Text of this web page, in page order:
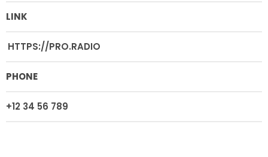
LINK
HTTPS://PRO.RADIO
PHONE
+12 34 56 789